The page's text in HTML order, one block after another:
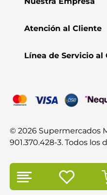
Atención al Cliente
Línea de Servicio al
© 2026 Supermercados
901.370.428-3. Todos los